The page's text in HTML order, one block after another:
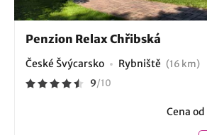
Penzion Relax Chřibská
České Švýcarsko Rybniště (16 km)
9/10
Cena od